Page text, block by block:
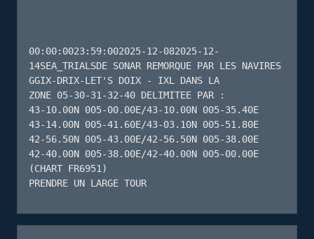
00:00:0023:59:002025-12-082025-12-
14SEA_TRIALSDE SONAR REMORQUE PAR LES NAVIRES
GGIX-DRIX-LET'S DOIX - IXL DANS LA
ZONE 05-30-31-32-40 DELIMITEE PAR :
43-10.00N 005-00.00E/43-10.00N 005-35.40E
43-14.00N 005-41.60E/43-03.10N 005-51.80E
42-56.50N 005-43.00E/42-56.50N 005-38.00E
42-40.00N 005-38.00E/42-40.00N 005-00.00E
(CHART FR6951)
PRENDRE UN LARGE TOUR